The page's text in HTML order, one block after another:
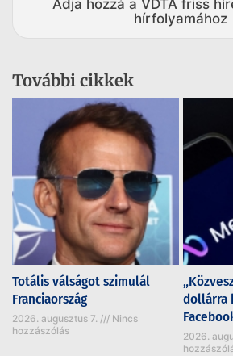
Adja hozzá a VDTA friss
hírfolyamához
További cikkek
Totális válságot szimulál
Franciaország
2026. augusztus 7.
Nincs
hozzászólás
dollárra
2026.